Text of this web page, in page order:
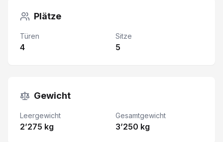
Plätze
Türen
4
Sitze
5
Gewicht
Leergewicht
2’275 kg
Gesamtgewicht
3’250 kg